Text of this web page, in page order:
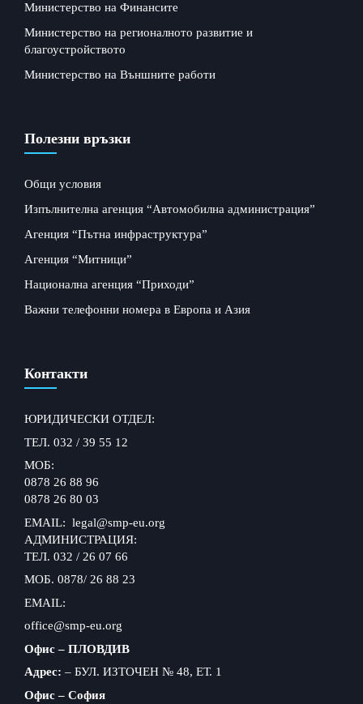
Министерство на Финансите
Министерство на регионалното развитие и
благоустройството
Министерство на Външните работи
Полезни връзки
Общи условия
Изпълнителна агенция “Автомобилна администрация”
Агенция “Пътна инфраструктура”
Агенция “Митници”
Национална агенция “Приходи”
Важни телефонни номера в Европа и Азия
Контакти
ЮРИДИЧЕСКИ ОТДЕЛ:
ТЕЛ. 032 / 39 55 12
МОБ:
0878 26 88 96
0878 26 80 03
EMAIL: legal@smp-eu.org
АДМИНИСТРАЦИЯ:
ТЕЛ. 032 / 26 07 66
МОБ. 0878/ 26 88 23
EMAIL:
office@smp-eu.org
Офис – ПЛОВДИВ
Адрес: – БУЛ. ИЗТОЧЕН № 48, ЕТ. 1
Офис – София